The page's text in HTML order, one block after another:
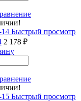
Быстрый просмотр
2 178 ₽
Быстрый просмотр